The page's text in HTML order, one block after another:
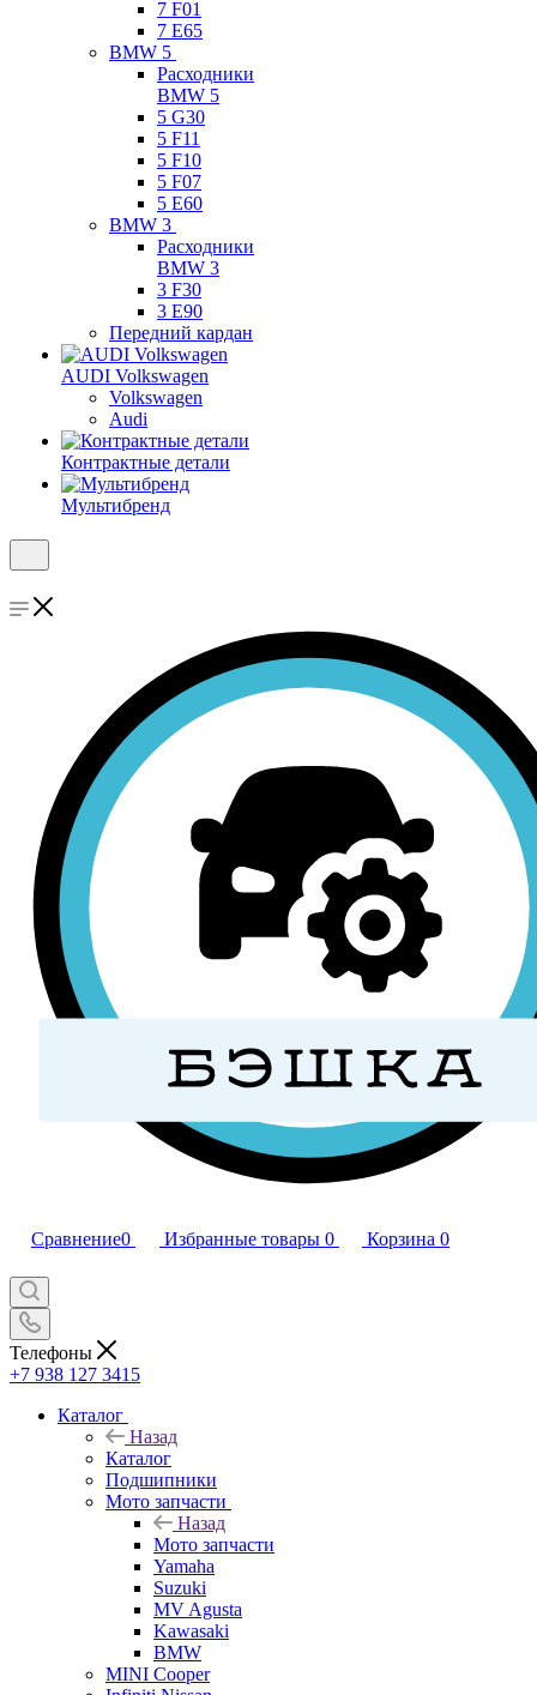
7 F01
7 E65
BMW 5
Расходники
BMW 5
5 G30
5 F11
5 F10
5 F07
5 E60
BMW 3
Расходники
BMW 3
3 F30
3 E90
Передний кардан
AUDI Volkswagen
Volkswagen
Audi
Контрактные детали
Мультибренд
Сравнение0 Избранные товары 0 Корзина 0
Телефоны
+7 938 127 3415
Каталог
Назад
Каталог
Подшипники
Мото запчасти
Назад
Мото запчасти
Yamaha
Suzuki
MV Agusta
Kawasaki
BMW
MINI Cooper